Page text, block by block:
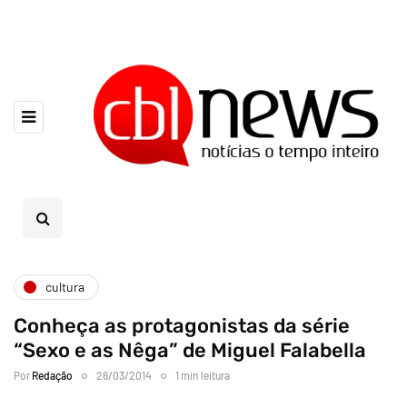
cultura
Conheça as protagonistas da série
“Sexo e as Nêga” de Miguel Falabella
Por Redação 26/03/2014 1 min leitura